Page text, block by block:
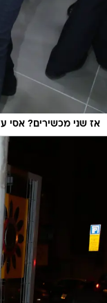
אז שני מכשירים? אסי